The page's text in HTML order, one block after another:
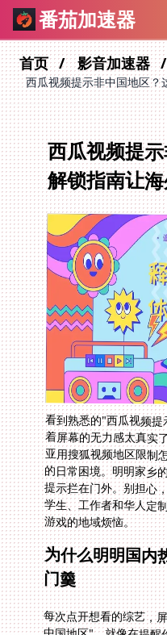
番茄加速器
首页 影音加速器
西瓜视频提示非中国地区？
西瓜视频提
解锁指南让
看到熟悉的"西瓜视频
着屏幕的无力感太真实
游戏的地域烦恼。
为什么明明国内
门羹
每次点开想看的综艺，
中国地区"，就像在提醒
是因为国内平台基于版
测到非大陆IP地址就自
刻，突然显示地区限制
了QQ音乐听周杰伦新